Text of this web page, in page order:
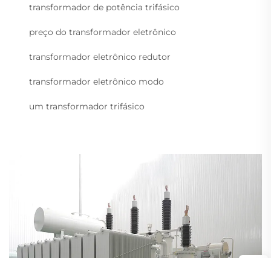
transformador de potência trifásico
preço do transformador eletrônico
transformador eletrônico redutor
transformador eletrônico modo
um transformador trifásico